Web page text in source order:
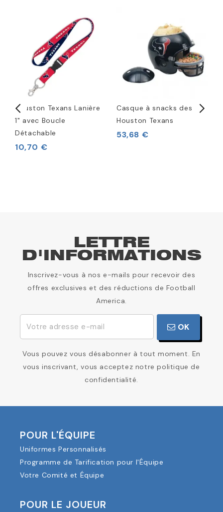
Houston Texans Lanière
1" avec Boucle
Détachable
10,70 €
Casque à snacks des
Houston Texans
53,68 €
LETTRE
D'INFORMATIONS
Inscrivez-vous à nos e-mails pour recevoir des
offres exclusives et des réductions de Football
America.
OK
Vous pouvez vous désabonner à tout moment. En
vous inscrivant, vous acceptez notre politique de
confidentialité.
POUR L'ÉQUIPE
Uniformes Personnalisés
Programme de Tarification pour l'Équipe
Votre Comité et Équipe
POUR LE JOUEUR